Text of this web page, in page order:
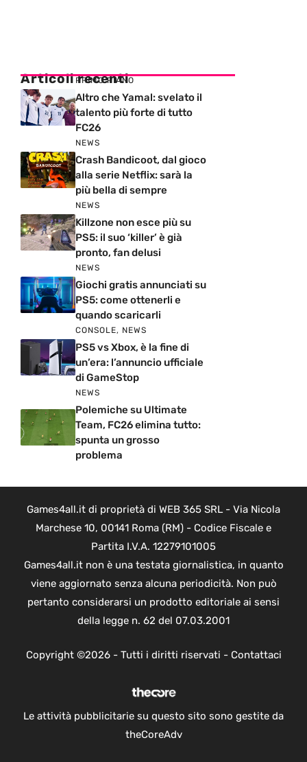
Articoli recenti
PRIMO PIANO
Altro che Yamal: svelato il
talento più forte di tutto
FC26
NEWS
Crash Bandicoot, dal gioco
alla serie Netflix: sarà la
più bella di sempre
NEWS
Killzone non esce più su
PS5: il suo ‘killer’ è già
pronto, fan delusi
NEWS
Giochi gratis annunciati su
PS5: come ottenerli e
quando scaricarli
CONSOLE, NEWS
PS5 vs Xbox, è la fine di
un’era: l’annuncio ufficiale
di GameStop
NEWS
Polemiche su Ultimate
Team, FC26 elimina tutto:
spunta un grosso
problema
Games4all.it di proprietà di WEB 365 SRL - Via Nicola
Marchese 10, 00141 Roma (RM) - Codice Fiscale e
Partita I.V.A. 12279101005
Games4all.it non è una testata giornalistica, in quanto
viene aggiornato senza alcuna periodicità. Non può
pertanto considerarsi un prodotto editoriale ai sensi
della legge n. 62 del 07.03.2001
Copyright ©2026 - Tutti i diritti riservati - Contattaci
Le attività pubblicitarie su questo sito sono gestite da
theCoreAdv